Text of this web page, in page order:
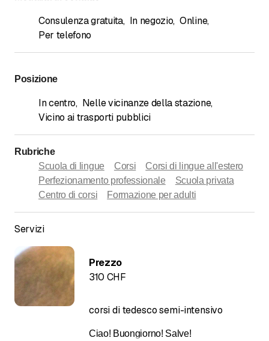
Consulenza gratuita, In negozio, Online,
Per telefono
Posizione
In centro, Nelle vicinanze della stazione,
Vicino ai trasporti pubblici
Rubriche
Scuola di lingue
Corsi
Corsi di lingue all'estero
Perfezionamento professionale
Scuola privata
Centro di corsi
Formazione per adulti
Servizi
corsi di tedesco semi-intensivo
Ciao! Buongiorno! Salve!
Prezzo
310 CHF